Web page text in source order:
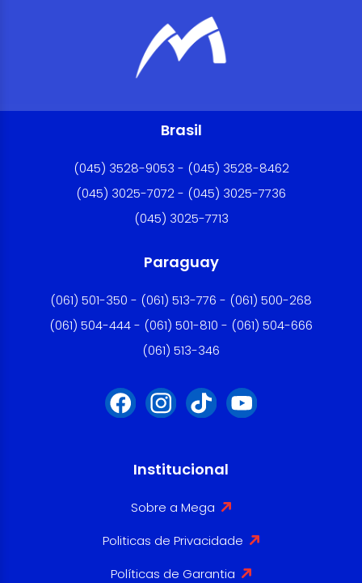
Brasil
(045) 3528-9053 - (045) 3528-8462
(045) 3025-7072 - (045) 3025-7736
(045) 3025-7713
Paraguay
(061) 501-350 - (061) 513-776 - (061) 500-268
(061) 504-444 - (061) 501-810 - (061) 504-666
(061) 513-346
Institucional
Sobre a Mega
Politicas de Privacidade
Políticas de Garantia